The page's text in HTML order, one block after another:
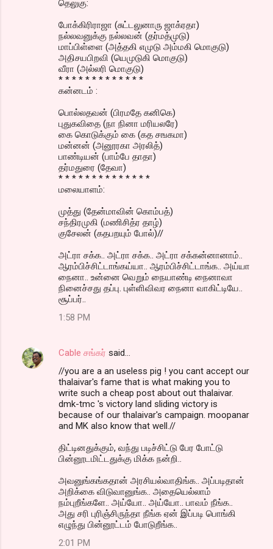
தெலுகு:
போக்கிரிராஜா (சுட்டலுனாரு ஜாக்ரதா)
நல்லவனுக்கு நல்லவன் (தர்மத்முடு)
மாப்பிள்ளை (அத்தகி எமுடு அம்மகி மொகுடு)
அதிசயபிறவி (யெமுடுகி மொகுடு)
வீரா (அல்லரி மொகுடு)
* * * * * * * * * * * * *
கன்னடம் :
பொல்லதவன் (பிரமதே கனிகெ)
புதுகவிதை (நா நினா மரியலரே)
கை கொடுக்கும் கை (கத சஙகமா)
மன்னன் (அனூரகா அரலித்)
பாண்டியன் (பாம்பே தாதா)
தர்மதுரை (தேவா)
* * * * * * * * * * * * * *
மலையாளம்:
முத்து (தேன்மாவின் கொம்பத்)
சந்திரமுகி (மணிசித்ர தாழ்)
குசேலன் (கதபறயும் போல்)//
அட்ரா சக்க.. அட்ரா சக்க.. அட்ரா சக்கன்னானாம்..
ஆரம்பிச்சிட்டாங்கய்யா.. ஆரம்பிச்சிட்டாங்க.. அய்யா
நைனா.. உன்னை வெறும் நையாண்டி நைனாவா
நினைச்சது தப்பு. புள்ளிவிவர நைனா வாகிட்டியே..
சூப்பர்..
1:58 PM
Cable சங்கர் said…
//you are a an useless pig ! you cant accept our
thalaivar's fame that is what making you to
write such a cheap post about out thalaivar.
dmk-tmc 's victory land sliding victory is
because of our thalaivar's campaign. moopanar
and MK also know that well.//
திட்டினதுக்கும், வந்து படிச்சிட்டு பேர போட்டு
பின்னூடமிட்டதுக்கு மிக்க நன்றி..
அவனுங்கங்கதான் அரசியல்வாதிங்க.. அப்படிதான்
அறிக்கை விடுவானுங்க.. அதையெல்லாம்
நம்புறீங்களே.. அய்யோ.. அய்யோ.. பாவம் நீங்க..
அது சரி புரிஞ்சிருந்தா நீங்க ஏன் இப்படி பொங்கி
எழுந்து பின்னூட்டம் போடுறீங்க..
2:01 PM